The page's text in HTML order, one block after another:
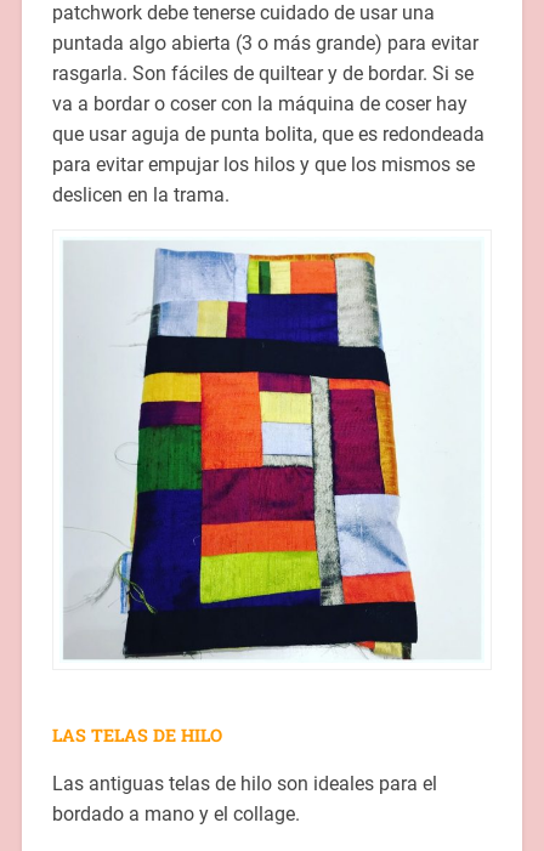
patchwork debe tenerse cuidado de usar una
puntada algo abierta (3 o más grande) para evitar
rasgarla. Son fáciles de quiltear y de bordar. Si se
va a bordar o coser con la máquina de coser hay
que usar aguja de punta bolita, que es redondeada
para evitar empujar los hilos y que los mismos se
deslicen en la trama.
LAS TELAS DE HILO
Las antiguas telas de hilo son ideales para el
bordado a mano y el collage.